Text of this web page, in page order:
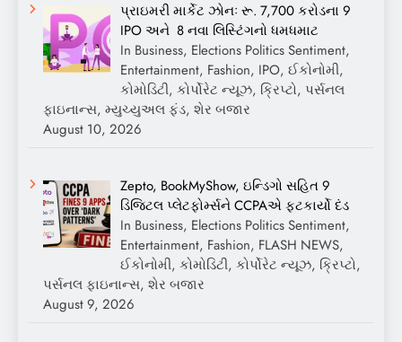
પ્રાઇમરી માર્કેટ ઝોનઃ રૂ. 7,700 કરોડના 9
IPO અને 8 નવા લિસ્ટિંગનો ધમધમાટ
In Business, Elections Politics Sentiment,
Entertainment, Fashion, IPO, ઈકોનોમી,
કોમોડિટી, કોર્પોરેટ ન્યૂઝ, ક્રિપ્ટો, પર્સનલ
ફાઇનાન્સ, મ્યુચ્યુઅલ ફંડ, શેર બજાર
August 10, 2026
Zepto, BookMyShow, ઇન્ડિગો સહિત 9
ડિજિટલ પ્લેટફોર્મ્સને CCPAએ ફટકાર્યો દંડ
In Business, Elections Politics Sentiment,
Entertainment, Fashion, FLASH NEWS,
ઈકોનોમી, કોમોડિટી, કોર્પોરેટ ન્યૂઝ, ક્રિપ્ટો,
પર્સનલ ફાઇનાન્સ, શેર બજાર
August 9, 2026